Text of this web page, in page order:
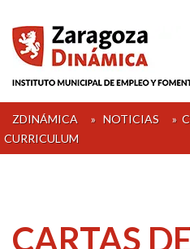
content
ZDINÁMICA » NOTICIAS »
CURRICULUM
CARTAS DE